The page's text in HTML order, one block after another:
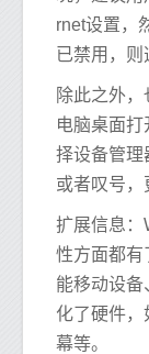
rnet设置，
已禁用，则
除此之外
电脑桌面
择设备管理
或者叹号，
扩展信息：
性方面都有
能移动设
化了硬件
幕等。